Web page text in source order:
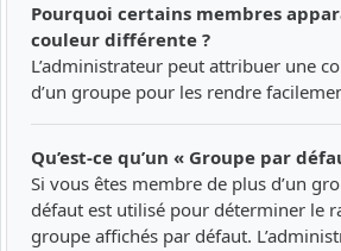
Pourquoi certains membres
couleur différente ?
L’administrateur peut attribuer une
d’un groupe pour les rendre
Qu’est-ce qu’un « Groupe par
Si vous êtes membre de plus d’un
défaut est utilisé pour déterminer le
groupe affichés par défaut.